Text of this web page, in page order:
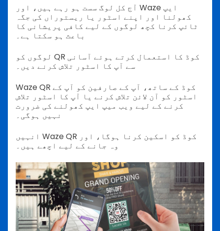
آج کل لوگ سست ہو رہے ہیں، اور Waze ایپ
کھولنا اور اپنے اسٹور یا ریستوراں کی جگہ
ٹائپ کرنا کچھ لوگوں کے لیے کافی پریشانی کا
باعث ہو سکتا ہے۔
لوگوں کو QR کوڈ کا استعمال کرتے ہوئے آسانی
سے آپ کا اسٹور تلاش کرنے دیں۔
Waze QR کوڈ کے ساتھ، آپ کے صارفین کو آپ کے
اسٹور کو آن لائن تلاش کرنے یا آپ کا اسٹور تلاش
کرنے کے لیے ویب میپ ایپ کھولنے کی ضرورت
نہیں ہوگی۔
انہیں Waze QR کوڈ کو اسکین کرنا ہوگا، اور
وہ جانے کے لیے اچھے ہیں۔